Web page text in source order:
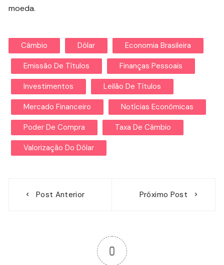
moeda.
Câmbio Dólar Economia Brasileira
Emissão De Títulos Finanças Pessoais
Investimentos Leilão De Títulos
Mercado Financeiro Notícias Econômicas
Poder De Compra Taxa De Câmbio
Valorização Do Dólar
Post Anterior Próximo Post
0